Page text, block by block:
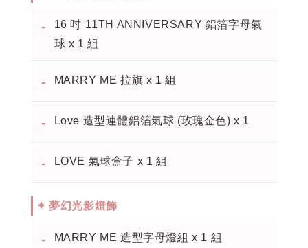
-
16 吋 11TH ANNIVERSARY 鋁箔字母氣
球 x 1 組
- MARRY ME 拉旗 x 1 組
- Love 造型連體鋁箔氣球 (玫瑰金色) x 1
- LOVE 氣球盒子 x 1 組
✦ 夢幻光影燈飾
- MARRY ME 造型字母燈組 x 1 組